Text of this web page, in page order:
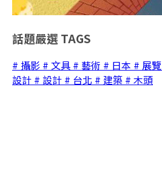
話題嚴選 TAGS
# 攝影 # 文具 # 藝術 # 日本 # 展覽
設計 # 設計 # 台北 # 建築 # 木頭